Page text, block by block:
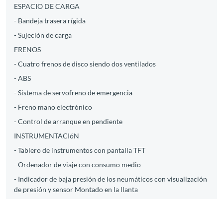
ESPACIO DE CARGA
- Bandeja trasera rígida
- Sujeción de carga
FRENOS
- Cuatro frenos de disco siendo dos ventilados
- ABS
- Sistema de servofreno de emergencia
- Freno mano electrónico
- Control de arranque en pendiente
INSTRUMENTACIóN
- Tablero de instrumentos con pantalla TFT
- Ordenador de viaje con consumo medio
- Indicador de baja presión de los neumáticos con visualización
de presión y sensor Montado en la llanta